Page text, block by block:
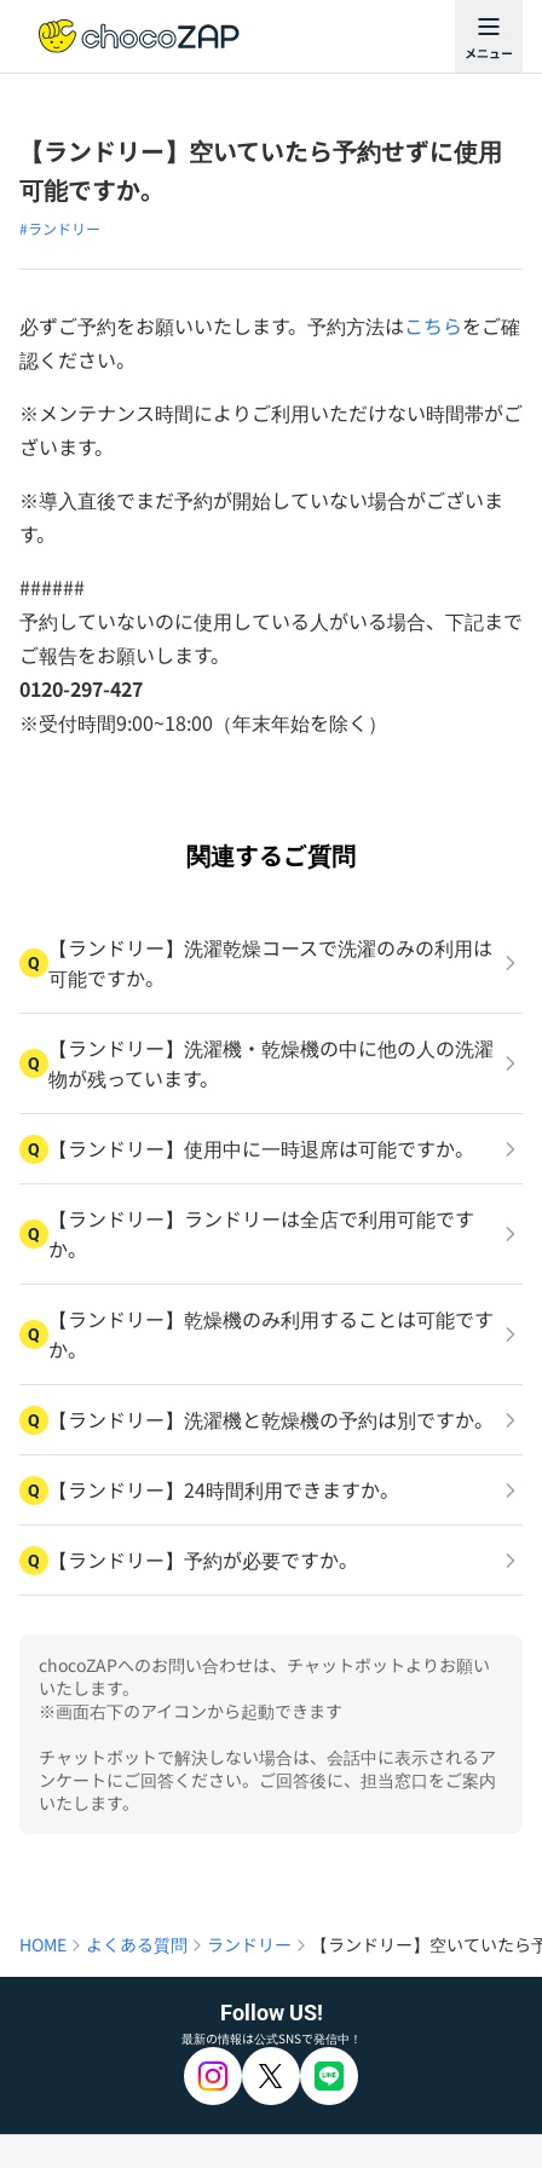
【ランドリー】空いていたら予約せずに使用
可能ですか。
#ランドリー
必ずご予約をお願いいたします。予約方法はこちらをご確
認ください。
※メンテナンス時間によりご利用いただけない時間帯がご
ざいます。
※導入直後でまだ予約が開始していない場合がございま
す。
######
予約していないのに使用している人がいる場合、下記まで
ご報告をお願いします。
0120-297-427
※受付時間9:00~18:00（年末年始を除く）
関連するご質問
Q
【ランドリー】洗濯乾燥コースで洗濯のみの利用は
可能ですか。
Q
【ランドリー】洗濯機・乾燥機の中に他の人の洗濯
物が残っています。
Q 【ランドリー】使用中に一時退席は可能ですか。
Q
【ランドリー】ランドリーは全店で利用可能です
か。
Q
【ランドリー】乾燥機のみ利用することは可能です
か。
Q 【ランドリー】洗濯機と乾燥機の予約は別ですか。
Q 【ランドリー】24時間利用できますか。
Q 【ランドリー】予約が必要ですか。
chocoZAPへのお問い合わせは、チャットボットよりお願い
いたします。
※画面右下のアイコンから起動できます
チャットボットで解決しない場合は、会話中に表示されるア
ンケートにご回答ください。ご回答後に、担当窓口をご案内
いたします。
HOME よくある質問 ランドリー 【ランドリー】空いていた
Follow US!
最新の情報は公式SNSで発信中！